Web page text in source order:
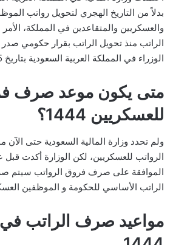
بدلاً من التاريخ الهجري لتحويل رواتب
والعسكريين والمتقاعدين في المملكة،
الراتب منذ تحويل الراتب بقرار حكومي
الوزراء في المملكة العربية السعودية بتاريخ 25 ذي الحجة 1437هـ. .
متى يكون موعد صرف
للعسكريين 1444؟
ولم تحدد وزارة المالية السعودية حتى
الرواتب للعسكريين، لكن الوزارة أكدت
الموافقة على صرف فروق الرواتب سيتم
الراتب الأساسي للحكومة و الموظفين
مواعيد صرف الراتب في